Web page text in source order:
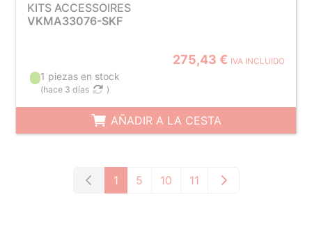
KITS ACCESSOIRES
VKMA33076-SKF
275,43 € IVA INCLUIDO
1 piezas en stock
(hace 3 días )
AÑADIR A LA CESTA
1 5 10 11